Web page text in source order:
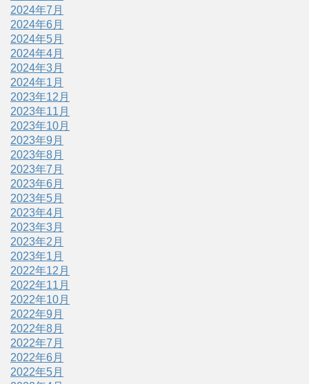
2024年7月
2024年6月
2024年5月
2024年4月
2024年3月
2024年1月
2023年12月
2023年11月
2023年10月
2023年9月
2023年8月
2023年7月
2023年6月
2023年5月
2023年4月
2023年3月
2023年2月
2023年1月
2022年12月
2022年11月
2022年10月
2022年9月
2022年8月
2022年7月
2022年6月
2022年5月